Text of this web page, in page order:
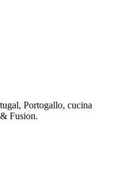
Portogallo, cucina
Fusion.